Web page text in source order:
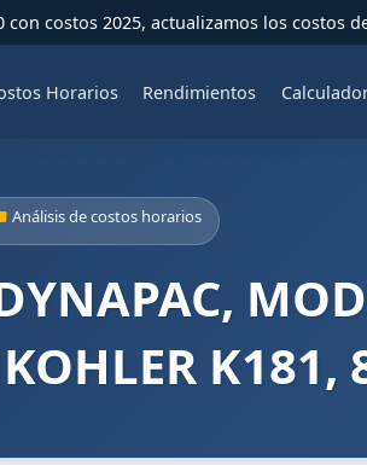
costos 2025, actualizamos los costos
Horarios Rendimientos
Análisis de costos horarios
K181,